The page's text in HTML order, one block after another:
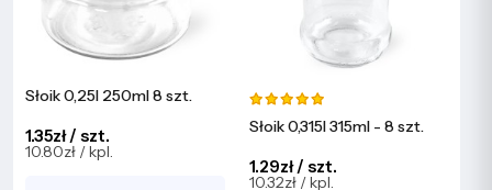
Słoik 0,25l 250ml 8 szt.
1.35zł / szt.
10.80zł / kpl.
Słoik 0,315l 315ml - 8 szt.
1.29zł / szt.
10.32zł / kpl.